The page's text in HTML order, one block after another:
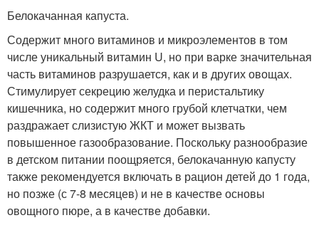
Белокачанная капуста.
Содержит много витаминов и микроэлементов в том
числе уникальный витамин U, но при варке значительная
часть витаминов разрушается, как и в других овощах.
Стимулирует секрецию желудка и перистальтику
кишечника, но содержит много грубой клетчатки, чем
раздражает слизистую ЖКТ и может вызвать
повышенное газообразование. Поскольку разнообразие
в детском питании поощряется, белокачанную капусту
также рекомендуется включать в рацион детей до 1 года,
но позже (с 7-8 месяцев) и не в качестве основы
овощного пюре, а в качестве добавки.